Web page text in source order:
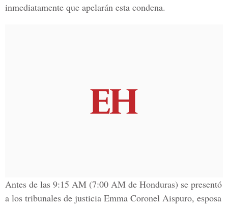
inmediatamente que apelarán esta condena.
Antes de las 9:15 AM (7:00 AM de Honduras) se presentó
a los tribunales de justicia Emma Coronel Aispuro, esposa